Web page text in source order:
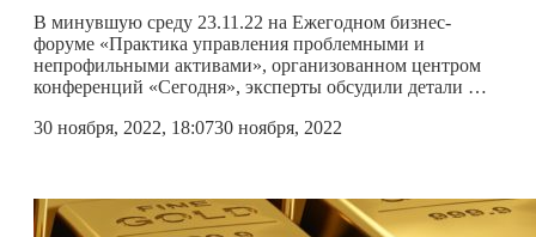
В минувшую среду 23.11.22 на Ежегодном бизнес-
форуме «Практика управления проблемными и
непрофильными активами», организованном центром
конференций «Сегодня», эксперты обсудили детали …
30 ноября, 2022, 18:0730 ноября, 2022